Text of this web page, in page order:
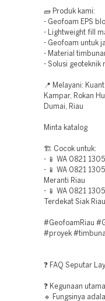
🧱 Produk kami:
- Geofoam EPS
- Lightweight fill
- Geofoam untuk
- Material
- Solusi geoteknik
📍 Melayani:
Kampar, Rokan
Dumai, Riau
Minta katalog
🏗️ Cocok untuk:
- 📱 WA 0821
- 📱 WA 0821
Meranti Riau
- 📱 WA 0821
Terdekat Siak Riau
#GeofoamRiau
#proyek
❓ FAQ Seputar
❓ Kegunaan
🔹 Fungsinya